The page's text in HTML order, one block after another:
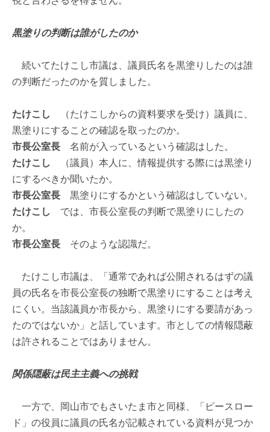
黒塗りの判断は誰がしたのか
続いてたけこし市議は、議員氏名を黒塗りしたのは誰
の判断だったのかを質しました。
たけこし
（たけこしからの資料要求を受け）議員に、
黒塗りにすることの確認を取ったのか。
市長公室長 名前が入っているという確認はした。
たけこし
（議員）本人に、情報提供する際には黒塗り
にするべきか聞いたか。
市長公室長 黒塗りにするかという確認はしていない。
たけこし
では、市長公室長の判断で黒塗りにしたの
か。
市長公室長 そのような認識だ。
たけこし市議は、「通常であれば公開されるはずの議
員の氏名を市長公室長の独断で黒塗りにすることは考え
にくい。当該議員か市長から、黒塗りにする要請があっ
たのではないか」と話しています。市としての情報隠蔽
は許されることではありません。
関係隠蔽は民主主義への挑戦
一方で、岡山市でもさいたま市と同様、「ピースロー
ド」の役員に議員の氏名が記載されている資料が見つか